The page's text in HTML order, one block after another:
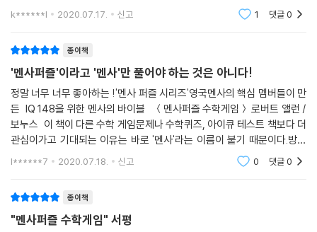
핵심인 수학적 사고력이 자연스럽게 길러질 것이다.
100여 개국 14만여 명, 인구수로 따지면 전 세계 인구의 0.0018%, 지능
지수로 따지면 2%에 속하는 이들은 바로 최고 지성 모임인 멘사의 회원이
다. 이들의 공통된 취미 생활에는 퍼즐이 빠지지 않는다. 이들에게 퍼즐은
두뇌 능력을 계발하고 잠재 능력을 깨우는 동시에 재미난 게임이다. 퍼즐
의 답을 구하는 것이 목적이 아니라 퍼즐을 푸는 그 과정 자체를 즐기고, 지
적 즐거움을 느끼는 것이다. 평소 퍼즐을 좋아하는 이들이라도 ‘멘사’라는
멘사퍼즐도 결국은 두뇌게임이다. 퍼즐을 진정으로 즐길 수 있는 여러분이
라면 멘사퍼즐의 진짜 매력을 느낄 수 있을 것이다.
로 멘사는 지능지수 상위 2% 이내, 즉 IQ 148 이상의 사
k******l 2020.07.17. 신고 1 댓글0
종이책
'멘사퍼즐'이라고 '멘사'만 풀어야 하는 것은 아니다!
정말 너무 너무 좋아하는 !'멘사 퍼즐 시리즈'영국멘사의 핵심 멤버들이 만
든 IQ 148을 위한 멘사의 바이블 ＜멘사퍼즐 수학게임＞ 로버트 앨런 /
보누스 이 책이 다른 수학 게임문제나 수학퀴즈, 아이큐 테스트 책보다 더
관심이가고 기대되는 이유는 바로 '멘사'라는 이름이 붙기 때문이다.방송
에서 많이 언급되어서 많이들어보았을 '멘사'라는 말.많이 들었지만 관심
l******7 2020.07.18. 신고 0 댓글0
종이책
"멘사퍼즐 수학게임" 서평